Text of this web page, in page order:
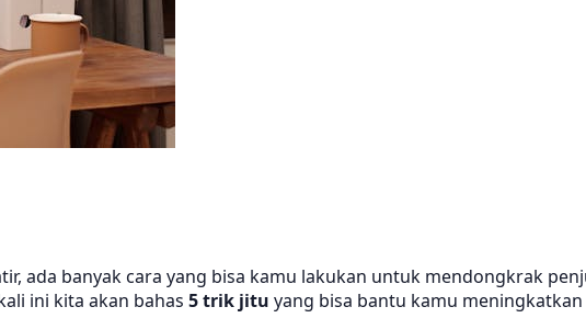
ada banyak cara yang bisa kamu lakukan untuk mendongkrak
ini kita akan bahas 5 trik jitu yang bisa bantu kamu